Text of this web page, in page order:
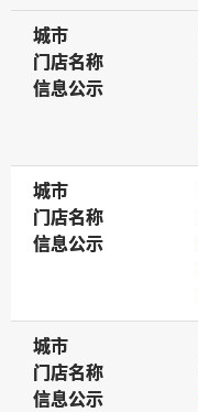
城市
城市
门店名称
门店名称
信息公示
信息公示
城市
城市
门店名称
门店名称
信息公示
信息公示
城市
城市
门店名称
门店名称
信息公示
信息公示